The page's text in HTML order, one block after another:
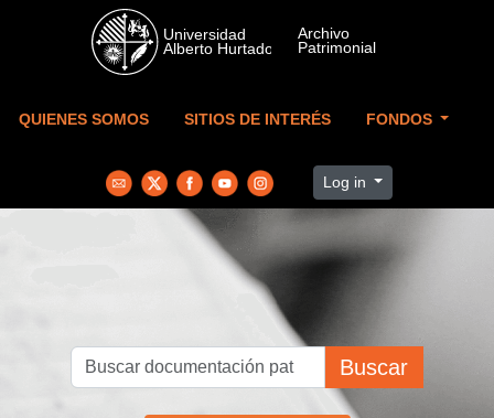
Skip to main content
QUIENES SOMOS SITIOS DE INTERÉS FONDOS
Log in
Buscar